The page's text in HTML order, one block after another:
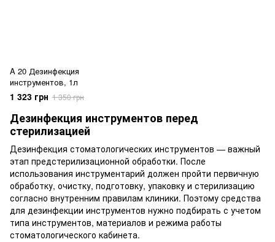
A 20 Дезинфекция
инструментов, 1л
1 323 грн 1 350 грн
Дезинфекция инструментов перед
стерилизацией
Дезинфекция стоматологических инструментов — важный
этап предстерилизационной обработки. После
использования инструментарий должен пройти первичную
обработку, очистку, подготовку, упаковку и стерилизацию
согласно внутренним правилам клиники. Поэтому средства
для дезинфекции инструментов нужно подбирать с учетом
типа инструментов, материалов и режима работы
стоматологического кабинета.